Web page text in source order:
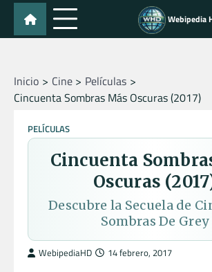
Skip
content
Webipedia
Inicio Cine
Películas
Cincuenta Sombras Más Oscuras (2017)
PELÍCULAS
Cincuenta
Oscuras
Descubre la Secuela de
Sombras De Grey
WebipediaHD 14 febrero, 2017